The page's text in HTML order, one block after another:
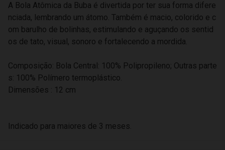
A Bola Atômica da Buba é divertida por ter sua forma difere
nciada, lembrando um átomo. Também é macio, colorido e c
om barulho de bolinhas, estimulando e aguçando os sentid
os de tato, visual, sonoro e fortalecendo a mordida.
Composição: Bola Central: 100% Polipropileno; Outras parte
s: 100% Polímero termoplástico.
Dimensões : 12 cm
Indicado para maiores de 3 meses.